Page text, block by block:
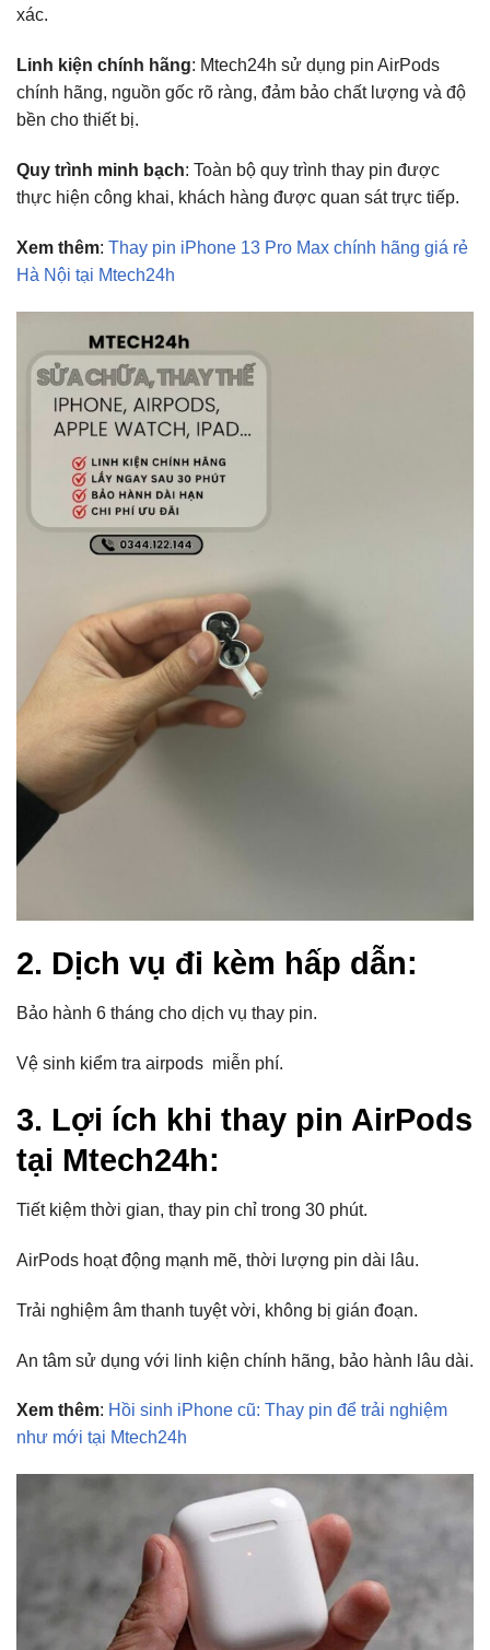
xác.
Linh kiện chính hãng: Mtech24h sử dụng pin AirPods
chính hãng, nguồn gốc rõ ràng, đảm bảo chất lượng và độ
bền cho thiết bị.
Quy trình minh bạch: Toàn bộ quy trình thay pin được
thực hiện công khai, khách hàng được quan sát trực tiếp.
Xem thêm: Thay pin iPhone 13 Pro Max chính hãng giá rẻ
Hà Nội tại Mtech24h
2. Dịch vụ đi kèm hấp dẫn:
Bảo hành 6 tháng cho dịch vụ thay pin.
Vệ sinh kiểm tra airpods miễn phí.
3. Lợi ích khi thay pin AirPods
tại Mtech24h:
Tiết kiệm thời gian, thay pin chỉ trong 30 phút.
AirPods hoạt động mạnh mẽ, thời lượng pin dài lâu.
Trải nghiệm âm thanh tuyệt vời, không bị gián đoạn.
An tâm sử dụng với linh kiện chính hãng, bảo hành lâu dài.
Xem thêm: Hồi sinh iPhone cũ: Thay pin để trải nghiệm
như mới tại Mtech24h